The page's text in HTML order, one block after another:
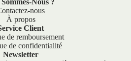
nous
À propos
Client
de remboursement
de confidentialité
Newsletter